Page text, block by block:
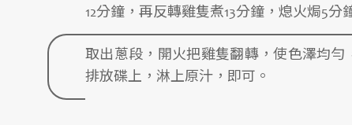
12分鐘，再反轉雞隻煮13分鐘，熄火焗5分
取出蔥段，開火把雞隻翻轉，使色澤均勻
排放碟上，淋上原汁，即可。